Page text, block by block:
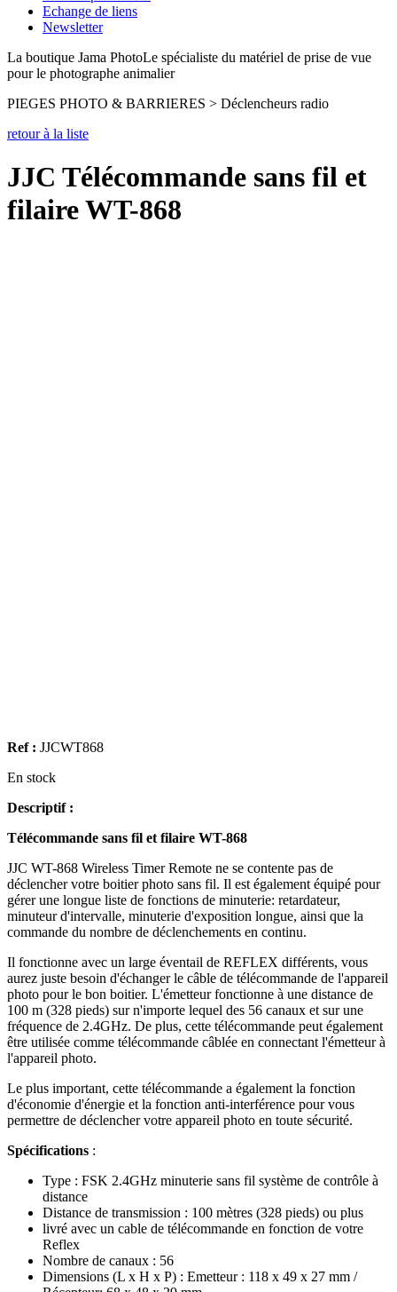
Echange de liens
Newsletter
La boutique Jama PhotoLe spécialiste du matériel de prise de vue
pour le photographe animalier
PIEGES PHOTO & BARRIERES > Déclencheurs radio
retour à la liste
JJC Télécommande sans fil et
filaire WT-868
Ref : JJCWT868
En stock
Descriptif :
Télécommande sans fil et filaire WT-868
JJC WT-868 Wireless Timer Remote ne se contente pas de
déclencher votre boitier photo sans fil. Il est également équipé pour
gérer une longue liste de fonctions de minuterie: retardateur,
minuteur d'intervalle, minuterie d'exposition longue, ainsi que la
commande du nombre de déclenchements en continu.
Il fonctionne avec un large éventail de REFLEX différents, vous
aurez juste besoin d'échanger le câble de télécommande de l'appareil
photo pour le bon boitier. L'émetteur fonctionne à une distance de
100 m (328 pieds) sur n'importe lequel des 56 canaux et sur une
fréquence de 2.4GHz. De plus, cette télécommande peut également
être utilisée comme télécommande câblée en connectant l'émetteur à
l'appareil photo.
Le plus important, cette télécommande a également la fonction
d'économie d'énergie et la fonction anti-interférence pour vous
permettre de déclencher votre appareil photo en toute sécurité.
Spécifications :
Type : FSK 2.4GHz minuterie sans fil système de contrôle à
distance
Distance de transmission : 100 mètres (328 pieds) ou plus
livré avec un cable de télécommande en fonction de votre
Reflex
Nombre de canaux : 56
Dimensions (L x H x P) : Emetteur : 118 x 49 x 27 mm /